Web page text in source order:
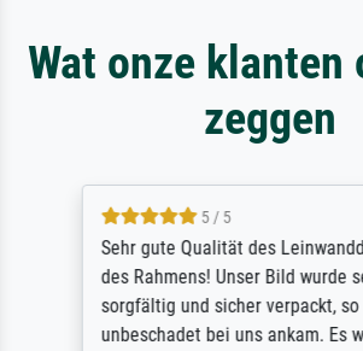
Wat onze klanten
zeggen
5 / 5
Sehr gute Qualität des
des Rahmens! Unser Bild wurde
sorgfältig und sicher verpackt, so
unbeschadet bei uns ankam. Es